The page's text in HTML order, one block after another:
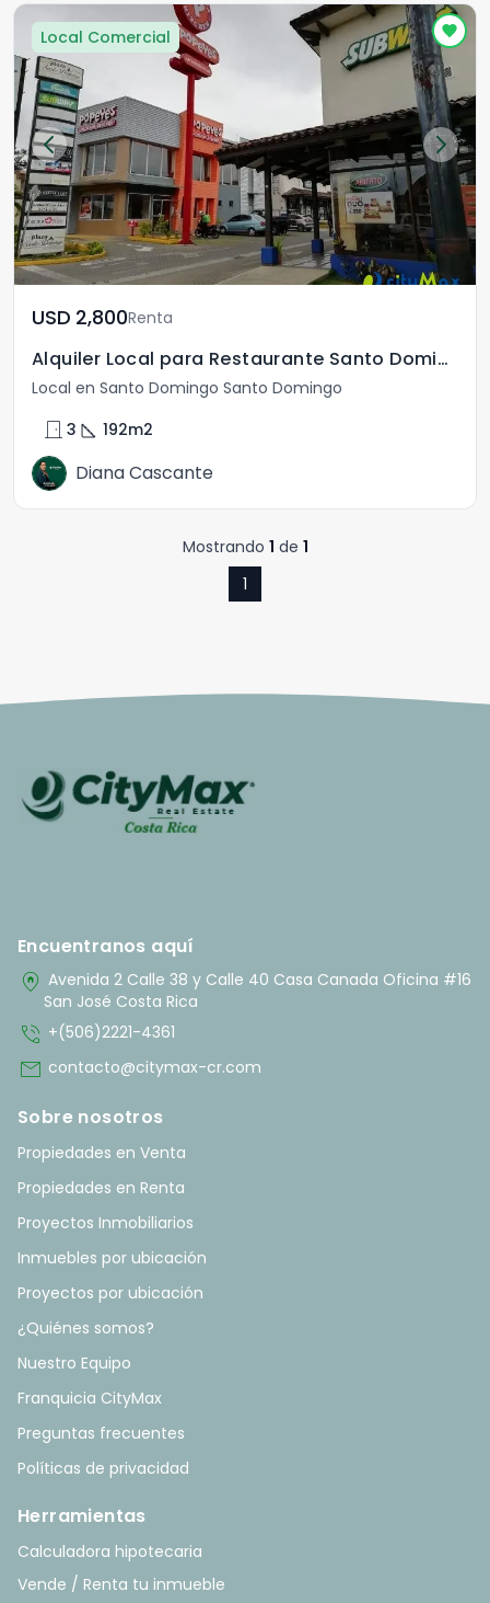
Local Comercial
USD	2,800Renta
Alquiler Local para Restaurante Santo Domingo Heredia
Local en Santo Domingo Santo Domingo
door_front 3 square_foot 192m2
Diana Cascante
Mostrando 1 de 1
1
Encuentranos aquí
home_pin Avenida 2 Calle 38 y Calle 40 Casa Canada Oficina #16
San José Costa Rica
phone_in_talk +(506)2221-4361
mail contacto@citymax-cr.com
Sobre nosotros
Propiedades en Venta
Propiedades en Renta
Proyectos Inmobiliarios
Inmuebles por ubicación
Proyectos por ubicación
¿Quiénes somos?
Nuestro Equipo
Franquicia CityMax
Preguntas frecuentes
Políticas de privacidad
Herramientas
Calculadora hipotecaria
Vende / Renta tu inmueble